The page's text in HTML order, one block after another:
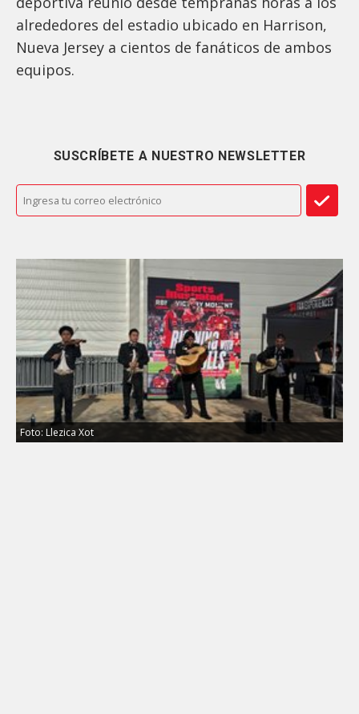
alrededores del estadio ubicado en Harrison,
Nueva Jersey a cientos de fanáticos de ambos
equipos.
SUSCRÍBETE A NUESTRO NEWSLETTER
Foto: Llezica Xot